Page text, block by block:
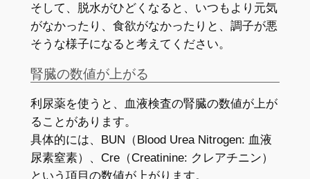
そして、脱水がひどくなると、いつもより元気
がなかったり、食欲がなかったりと、調子が悪
そうな様子になると考えてください。
腎臓の数値が上がる
利尿薬を使うと、血液検査の腎臓の数値が上が
ることがあります。
具体的には、BUN（Blood Urea Nitrogen: 血液
尿素窒素）、Cre（Creatinine: クレアチニン）
という項目の数値が上がります。